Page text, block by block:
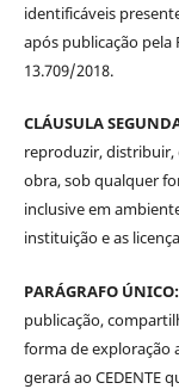
identificáveis
após publicação pela
13.709/2018.
CLÁUSULA
reproduzir, distribuir,
obra, sob qualquer
inclusive em
instituição e as
PARÁGRAFO ÚNICO:
publicação,
forma de exploração
gerará ao CEDENTE